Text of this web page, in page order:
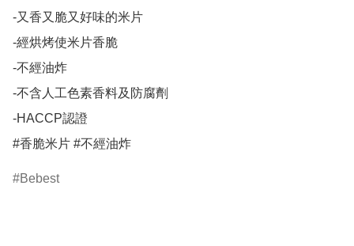
-又香又脆又好味的米片
-經烘烤使米片香脆
-不經油炸
-不含人工色素香料及防腐劑
-HACCP認證
#香脆米片 #不經油炸
Bebest